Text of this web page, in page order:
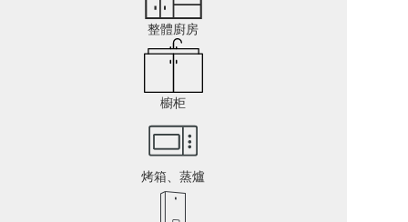
整體廚房
櫥柜
烤箱、蒸爐